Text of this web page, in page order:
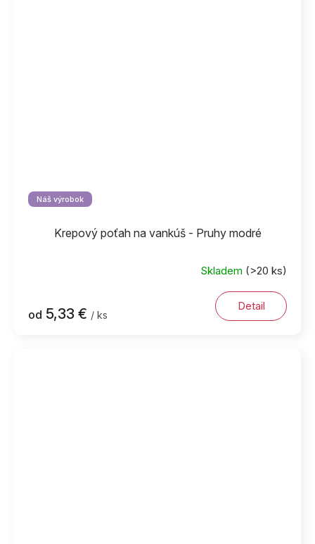
Náš výrobok
Krepový poťah na vankúš - Pruhy modré
Skladem (>20 ks)
od 5,33 € / ks
Detail